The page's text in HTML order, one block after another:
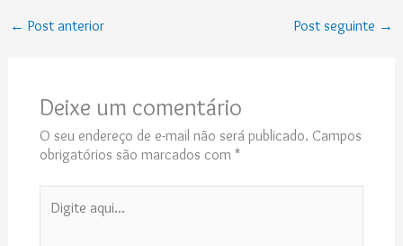
← Post anterior Post seguinte →
Deixe um comentário
O seu endereço de e-mail não será publicado. Campos
obrigatórios são marcados com *
aqui...